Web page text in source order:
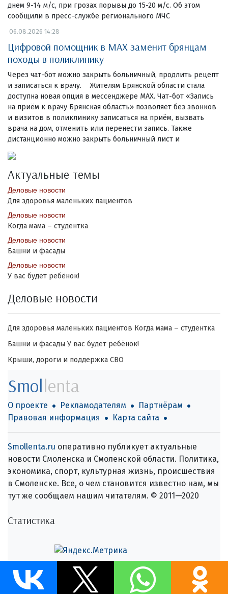
днем 9-14 м/с, при грозах порывы до 15-20 м/с. Об этом
сообщили в пресс-службе регионального МЧС
06.08.2026 14:28
Цифровой помощник в MAX заменит брянцам
походы в поликлинику
Через чат-бот можно закрыть больничный, продлить рецепт
и записаться к врачу. Жителям Брянской области стала
доступна новая опция в мессенджере MAX. Чат-бот «Запись
на приём к врачу Брянская область» позволяет без звонков
и визитов в поликлинику записаться на приём, вызвать
врача на дом, отменить или перенести запись. Также
дистанционно можно закрыть больничный лист и
Актуальные темы
Деловые новости
Для здоровья маленьких пациентов
Деловые новости
Когда мама – студентка
Деловые новости
Башни и фасады
Деловые новости
У вас будет ребёнок!
Деловые новости
Для здоровья маленьких пациентов Когда мама – студентка
Башни и фасады У вас будет ребёнок!
Крыши, дороги и поддержка СВО
Smollenta
О проекте Рекламодателям
Партнёрам
Правовая информация
Карта сайта
Smollenta.ru оперативно публикует актуальные
новости Смоленска и Смоленской области. Политика,
экономика, спорт, культурная жизнь, происшествия
в Смоленске. Все, о чем становится известно нам, мы
тут же сообщаем нашим читателям. © 2011—2020
Статистика